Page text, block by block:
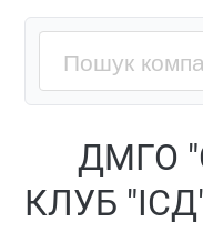
ДМГО
КЛУБ